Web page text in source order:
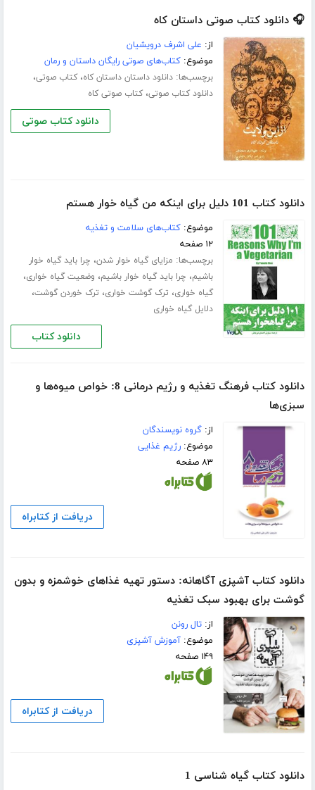
🎧 دانلود کتاب صوتی داستان کاه
از: علی اشرف درویشیان
موضوع:کتاب‌های صوتی رایگان داستان و رمان
برچسب‌ها:دانلود داستان داستان کاه،کتاب صوتی،
دانلود کتاب صوتی،کتاب صوتی کاه
دانلود کتاب صوتی
دانلود کتاب 101 دلیل برای اینکه من گیاه خوار هستم
موضوع:کتاب‌های سلامت و تغذیه
۱۲ صفحه
برچسب‌ها: مزایای گیاه خوار شدن، چرا باید گیاه خوار
باشیم، چرا باید گیاه خوار باشیم، وضعیت گیاه خواری،
گیاه خواری، ترک گوشت خواری، ترک خوردن گوشت،
دلایل گیاه خواری
دانلود کتاب
دانلود کتاب فرهنگ تغذیه و رژیم درمانی 8: خواص میوه‌ها و
سبزی‌ها
از:گروه نویسندگان
موضوع:رژیم غذایی
۸۳ صفحه
دریافت از کتابراه
دانلود کتاب آشپزی آگاهانه: دستور تهیه غذاهای خوشمزه و بدون
گوشت برای بهبود سبک تغذیه
از:تال رونن
موضوع:آموزش آشپزی
۱۴۹ صفحه
دریافت از کتابراه
دانلود کتاب گیاه شناسی 1